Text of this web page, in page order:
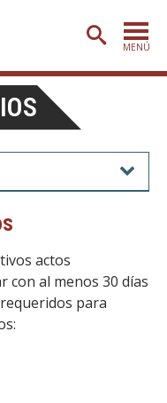
MENÚ
actos
con al menos 30 días
para